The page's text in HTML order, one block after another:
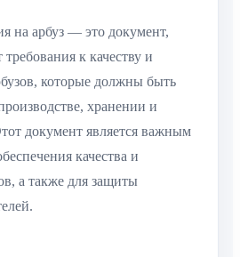
на арбуз — это документ,
к качеству и
которые должны быть
хранении и
документ является важным
качества и
а также для защиты